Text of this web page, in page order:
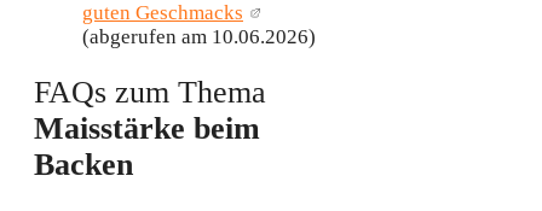
guten Geschmacks
(abgerufen am 10.06.2026)
FAQs zum Thema
Maisstärke beim
Backen